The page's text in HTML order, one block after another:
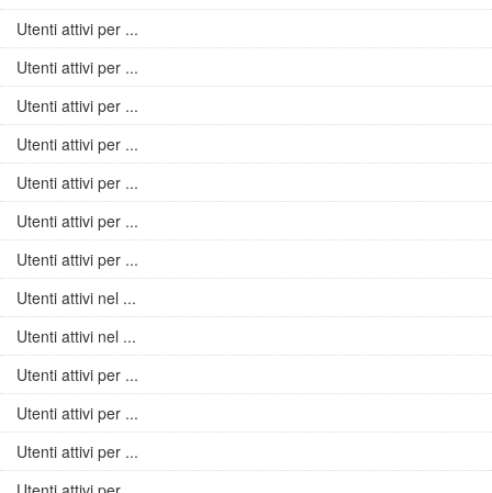
Utenti attivi per ...
Utenti attivi per ...
Utenti attivi per ...
Utenti attivi per ...
Utenti attivi per ...
Utenti attivi per ...
Utenti attivi per ...
Utenti attivi nel ...
Utenti attivi nel ...
Utenti attivi per ...
Utenti attivi per ...
Utenti attivi per ...